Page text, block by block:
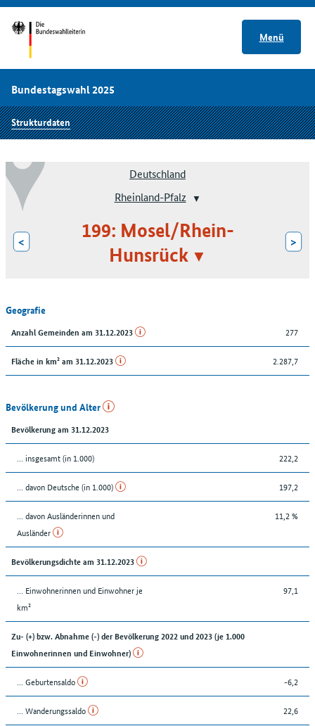
Menü
Bundestagswahl 2025
Strukturdaten
Deutschland
Rheinland-Pfalz
<
199: Mosel/Rhein-
Hunsrück
>
Geografie
Anzahl Gemeinden am 31.12.2023 277
Fläche in km² am 31.12.2023 2.287,7
Bevölkerung und Alter
Bevölkerung am 31.12.2023
... insgesamt (in 1.000) 222,2
... davon Deutsche (in 1.000) 197,2
... davon Ausländerinnen und
Ausländer
11,2 %
Bevölkerungsdichte am 31.12.2023
… Einwohnerinnen und Einwohner je
km²
97,1
Zu- (+) bzw. Abnahme (-) der Bevölkerung 2022 und 2023 (je 1.000
Einwohnerinnen und Einwohner)
... Geburtensaldo -6,2
... Wanderungssaldo 22,6